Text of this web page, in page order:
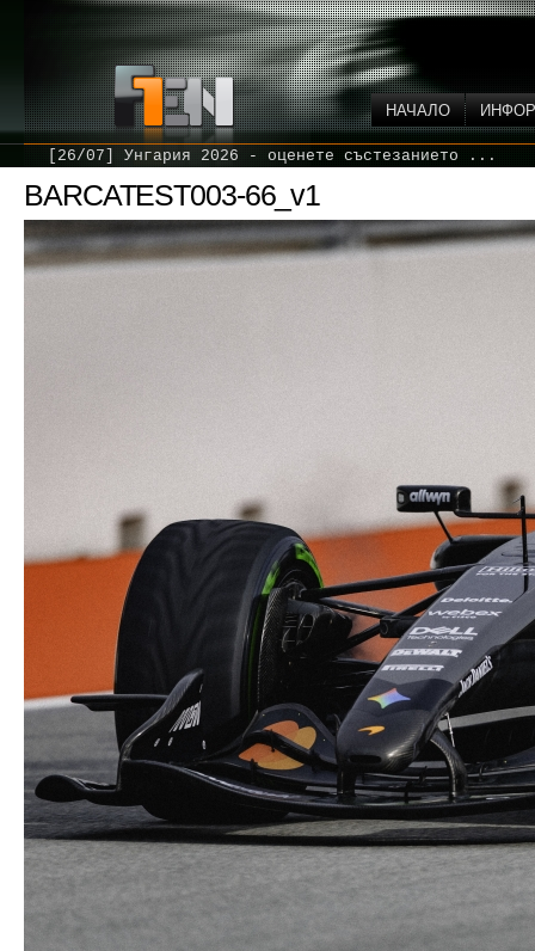
НАЧАЛО
[26/07] Унгария 2026 - оценете състезанието ...
BARCATEST003-66_v1